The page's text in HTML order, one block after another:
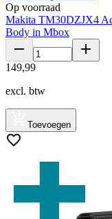
Op voorraad
Makita TM30DZJX4
Body in Mbox
149,99
excl. btw
Toevoegen